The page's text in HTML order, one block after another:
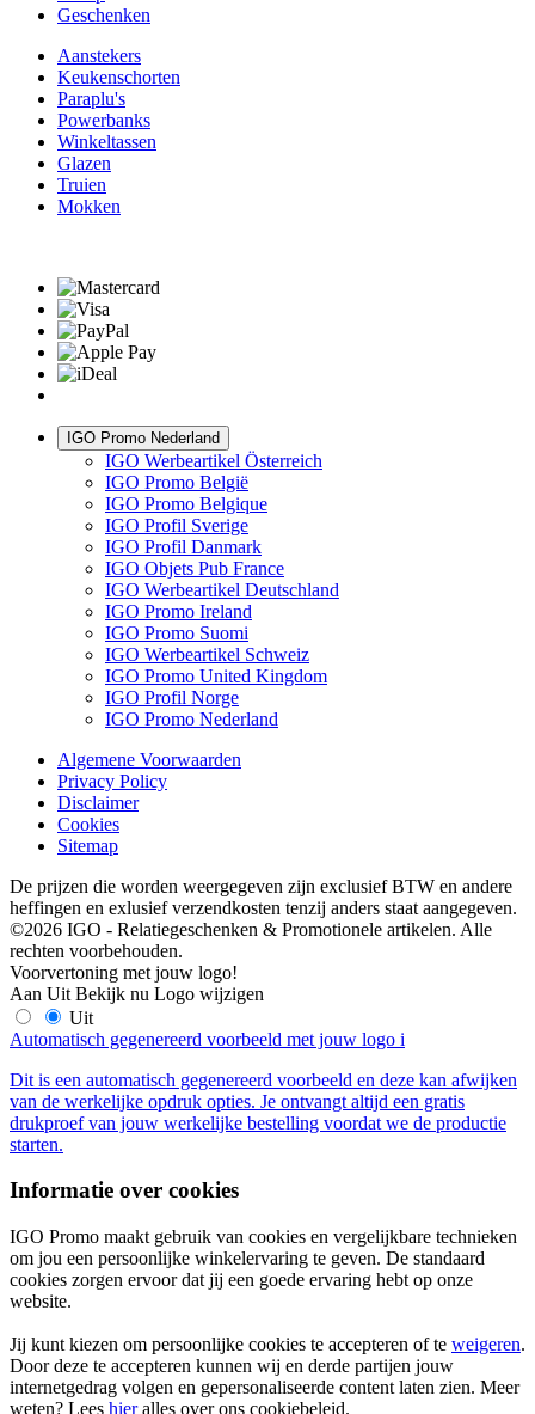
Geschenken
Aanstekers
Keukenschorten
Paraplu's
Powerbanks
Winkeltassen
Glazen
Truien
Mokken
IGO Promo Nederland
IGO Werbeartikel Österreich
IGO Promo België
IGO Promo Belgique
IGO Profil Sverige
IGO Profil Danmark
IGO Objets Pub France
IGO Werbeartikel Deutschland
IGO Promo Ireland
IGO Promo Suomi
IGO Werbeartikel Schweiz
IGO Promo United Kingdom
IGO Profil Norge
IGO Promo Nederland
Algemene Voorwaarden
Privacy Policy
Disclaimer
Cookies
Sitemap
De prijzen die worden weergegeven zijn exclusief BTW en andere
heffingen en exlusief verzendkosten tenzij anders staat aangegeven.
©2026 IGO - Relatiegeschenken & Promotionele artikelen. Alle
rechten voorbehouden.
Voorvertoning met jouw logo!
Aan Uit Bekijk nu Logo wijzigen
Uit
Automatisch gegenereerd voorbeeld met jouw logo i
Dit is een automatisch gegenereerd voorbeeld en deze kan afwijken
van de werkelijke opdruk opties. Je ontvangt altijd een gratis
drukproef van jouw werkelijke bestelling voordat we de productie
starten.
Informatie over cookies
IGO Promo maakt gebruik van cookies en vergelijkbare technieken
om jou een persoonlijke winkelervaring te geven. De standaard
cookies zorgen ervoor dat jij een goede ervaring hebt op onze
website.
Jij kunt kiezen om persoonlijke cookies te accepteren of te weigeren.
Door deze te accepteren kunnen wij en derde partijen jouw
internetgedrag volgen en gepersonaliseerde content laten zien. Meer
weten? Lees hieralles over ons cookiebeleid.